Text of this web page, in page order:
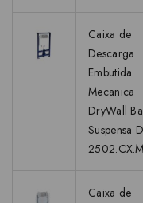
Caixa de
Descarga
Embutida
Mecanica
DryWall
Suspensa
Caixa de